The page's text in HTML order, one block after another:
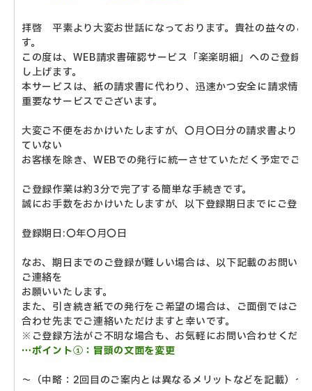
拝啓 平素より大変お世話になっております。貴社の益々のご
す。
この度は、WEB請求書確認サービス「楽楽明細」へのご登録
し上げます。
本サービスは、紙の請求書に代わり、迅速かつ安全に請求情
重要なサービスでございます。
大変ご不便をおかけいたしますが、〇月〇日分の請求書より
ていない
お客様を除き、 WEBでの発行に統一させていただく予定でご
ご登録作業は約3分で完了する簡単な手続きです。
誠にお手数をおかけいたしますが、以下登録期日までにご登録
登録期日:〇年〇月〇日
なお、期日までのご登録が難しい場合は、以下記載のお問い
ご連絡を
お願いいたします。
また、引き続き紙での発行をご希望の場合は、ご面倒ではござ
合わせ先までご連絡いただけますと幸いです。
※ご登録方法がご不明な場合も、お気軽にお問い合わせくださ
…ポイント①：冒頭の文面を変更
～（中略：2回目のご案内とは異なるメリットなどを記載）～